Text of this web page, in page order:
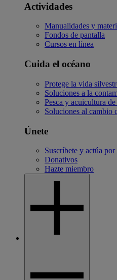
Actividades
Manualidades y
Fondos de pantalla
Cursos en línea
Cuida el océano
Protege la vida
Soluciones a la
Pesca y acuicultura
Soluciones al cambio
Únete
Suscríbete y actúa
Donativos
Hazte miembro